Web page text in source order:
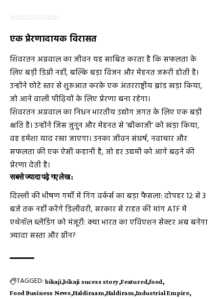
एक प्रेरणादायक विरासत
शिवरतन अग्रवाल का जीवन यह साबित करता है कि सफलता के
लिए बड़ी डिग्री नहीं, बल्कि बड़ा विजन और मेहनत जरूरी होती है।
उन्होंने छोटे स्तर से शुरुआत करके एक अंतरराष्ट्रीय ब्रांड खड़ा किया,
जो आने वाली पीढ़ियों के लिए प्रेरणा बना रहेगा।
शिवरतन अग्रवाल का निधन भारतीय उद्योग जगत के लिए एक बड़ी
क्षति है। उन्होंने जिस जुनून और मेहनत से ‘बीकाजी’ को खड़ा किया,
वह हमेशा याद रखा जाएगा। उनका जीवन संघर्ष, नवाचार और
सफलता की एक ऐसी कहानी है, जो हर उद्यमी को आगे बढ़ने की
प्रेरणा देती है।
सबसे ज्यादा पढ़े गए लेख :
दिल्ली की भीषण गर्मी में गिग वर्कर्स का बड़ा फैसला: दोपहर 12 से 3
बजे तक नहीं करेंगे डिलीवरी, सरकार से राहत की मांगATF में
एथेनॉल ब्लेंडिंग को मंजूरी: क्या भारत का एविएशन सेक्टर अब बनेगा
ज्यादा सस्ता और ग्रीन?
TAGGED: bikaji bikaji sucess story Featured food
Food Business News Haldiraam Haldiram Industrial Empire